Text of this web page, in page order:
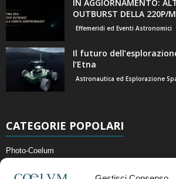
IN AGGIORNAMENTO:
OUTBURST DELLA 220P/
Effemeridi ed Eventi Astronomici
Il futuro
l’Etna
Astronautica ed Esplorazione
CATEGORIE POPOLARI
Photo-Coelum